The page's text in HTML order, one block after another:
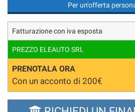
Per un'offerta
Fatturazione con iva esposta
PREZZO ELEAUTO SRL
PRENOTALA ORA
Con un acconto di 200€